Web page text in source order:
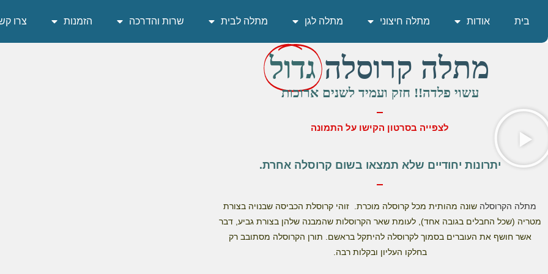
בית אודות מתלה חיצוני מתלה לגן מתלה לבית שרות והדרכה הזמנות צרו
מתלה קרוסלהגדול
עשוי פלדה!! חזק ועמיד לשנים ארוכות
לצפייה בסרטון הקישו על התמונה
יתרונות יחודיים שלא תמצאו בשום קרוסלה אחרת.
מתלה הקרוסלה שונה מהותית מכל קרוסלה מוכרת. זוהי קרוסלת הכביסה שבנויה בצורת
מטריה (שכל החבלים בגובה אחד), לעומת שאר הקרוסלות שהמבנה שלהן בצורת גביע, דבר
אשר חושף את העוברים בסמוך לקרוסלה להיתקל בראשם. תורן הקרוסלה מסתובב רק
בחלקו העליון ובקלות רבה.